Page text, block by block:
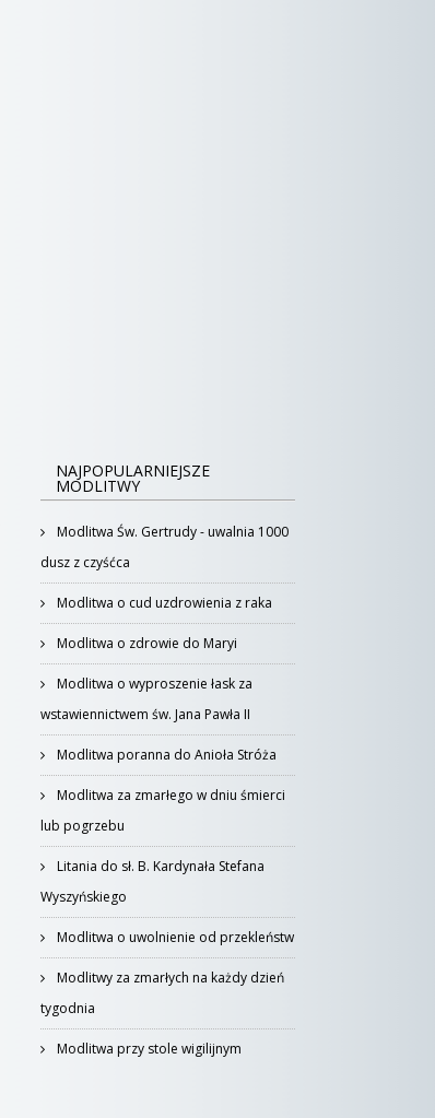
NAJPOPULARNIEJSZE
MODLITWY
Modlitwa Św. Gertrudy - uwalnia 1000
dusz z czyśćca
Modlitwa o cud uzdrowienia z raka
Modlitwa o zdrowie do Maryi
Modlitwa o wyproszenie łask za
wstawiennictwem św. Jana Pawła II
Modlitwa poranna do Anioła Stróża
Modlitwa za zmarłego w dniu śmierci
lub pogrzebu
Litania do sł. B. Kardynała Stefana
Wyszyńskiego
Modlitwa o uwolnienie od przekleństw
Modlitwy za zmarłych na każdy dzień
tygodnia
Modlitwa przy stole wigilijnym